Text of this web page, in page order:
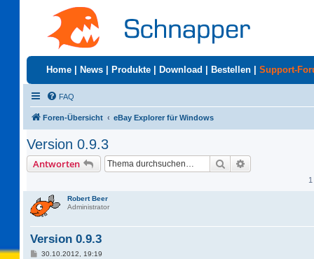
Home News Produkte Download Bestellen Support-
FAQ
Foren-Übersicht eBay Explorer für Windows
Version 0.9.3
Antworten Suche
Robert Beer
Administrator
Version 0.9.3
B30.10.2012, 19:19